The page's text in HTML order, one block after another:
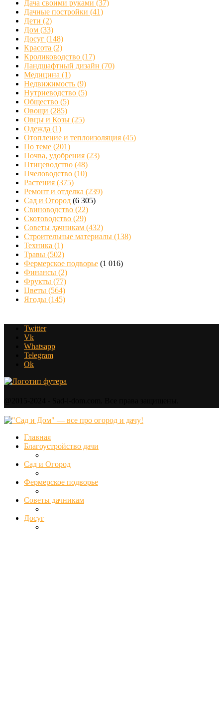
Дача своими руками (37)
Дачные постройки (41)
Дети (2)
Дом (33)
Досуг (148)
Красота (2)
Кролиководство (17)
Ландшафтный дизайн (70)
Медицина (1)
Недвижимость (9)
Нутриеводство (5)
Общество (5)
Овощи (285)
Овцы и Козы (25)
Одежда (1)
Отопление и теплоизоляция (45)
По теме (201)
Почва, удобрения (23)
Птицеводство (48)
Пчеловодство (10)
Растения (375)
Ремонт и отделка (239)
Сад и Огород (6 305)
Свиноводство (22)
Скотоводство (29)
Советы дачникам (432)
Строительные материалы (138)
Техника (1)
Травы (502)
Фермерское подворье (1 016)
Финансы (2)
Фрукты (77)
Цветы (564)
Ягоды (145)
Twitter
Vk
Whatsapp
Telegram
Ok
Главная
Благоустройство дачи
Сад и Огород
Фермерское подворье
Советы дачникам
Досуг